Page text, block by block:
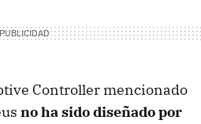
Controller mencionado
no ha sido diseñado por